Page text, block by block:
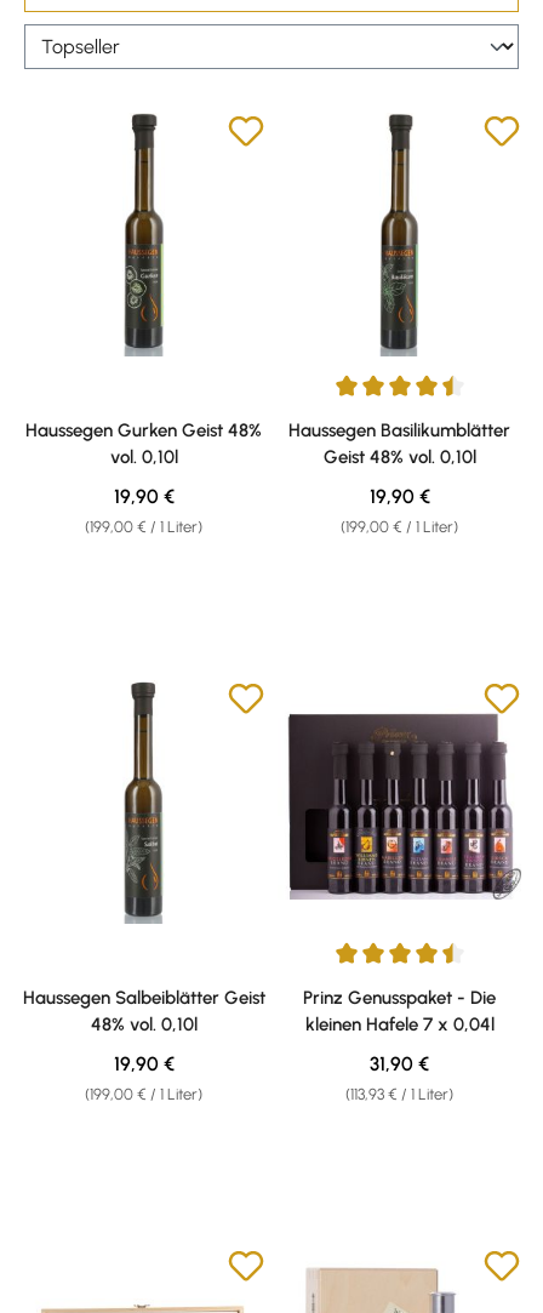
Haussegen Gurken Geist 48%
vol. 0,10l
(199,00 € / 1 Liter)
Regulärer Preis:
19,90 €
Durchschnittliche Bewertung
Haussegen Basilikumblätter
Geist 48% vol. 0,10l
(199,00 € / 1 Liter)
Regulärer Preis:
19,90 €
Haussegen Salbeiblätter Geist
48% vol. 0,10l
(199,00 € / 1 Liter)
Regulärer Preis:
19,90 €
Durchschnittliche Bewertung
Prinz Genusspaket - Die
kleinen Hafele 7 x 0,04l
(113,93 € / 1 Liter)
Regulärer Preis:
31,90 €